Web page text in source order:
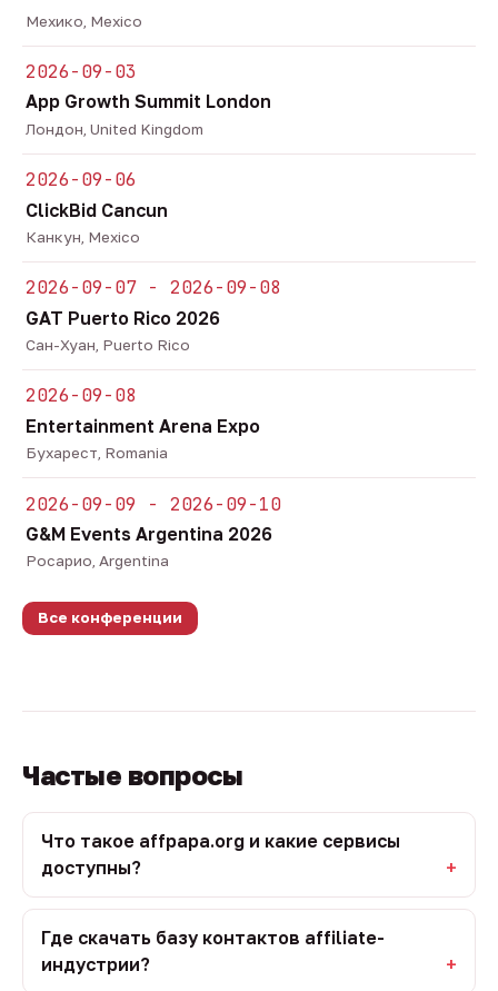
Мехико, Mexico
2026-09-03
App Growth Summit London
Лондон, United Kingdom
2026-09-06
ClickBid Cancun
Канкун, Mexico
2026-09-07 - 2026-09-08
GAT Puerto Rico 2026
Сан-Хуан, Puerto Rico
2026-09-08
Entertainment Arena Expo
Бухарест, Romania
2026-09-09 - 2026-09-10
G&M Events Argentina 2026
Росарио, Argentina
Все конференции
Частые вопросы
Что такое affpapa.org и какие сервисы
доступны?
Где скачать базу контактов affiliate-
индустрии?